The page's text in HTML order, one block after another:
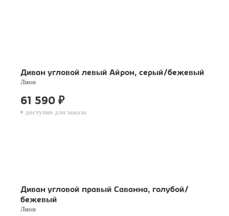
Диван угловой левый Айрон, серый/бежевый
Лион
61 590 ₽
доступно для заказа
Диван угловой правый Саванна, голубой/
бежевый
Лион